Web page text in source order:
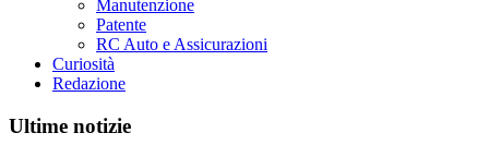
Manutenzione
Patente
RC Auto e Assicurazioni
Curiosità
Redazione
Ultime notizie